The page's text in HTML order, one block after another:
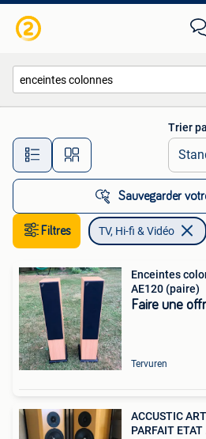
Toutes les
Trier
Sauvegarder
Filtres TV, Hi-fi & Vidéo
Enceintes
AE120 (paire)
Faire une
Tervuren
ACCUSTIC
PARFAIT ETAT